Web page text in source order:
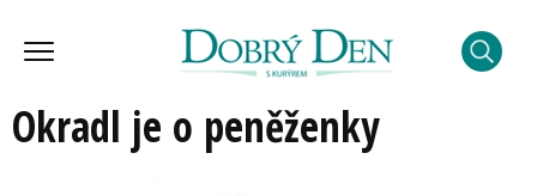
Okradl je o peněženky